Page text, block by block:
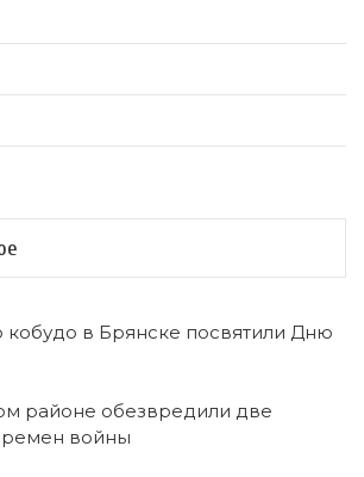
кобудо в Брянске посвятили Дню
районе обезвредили две
войны